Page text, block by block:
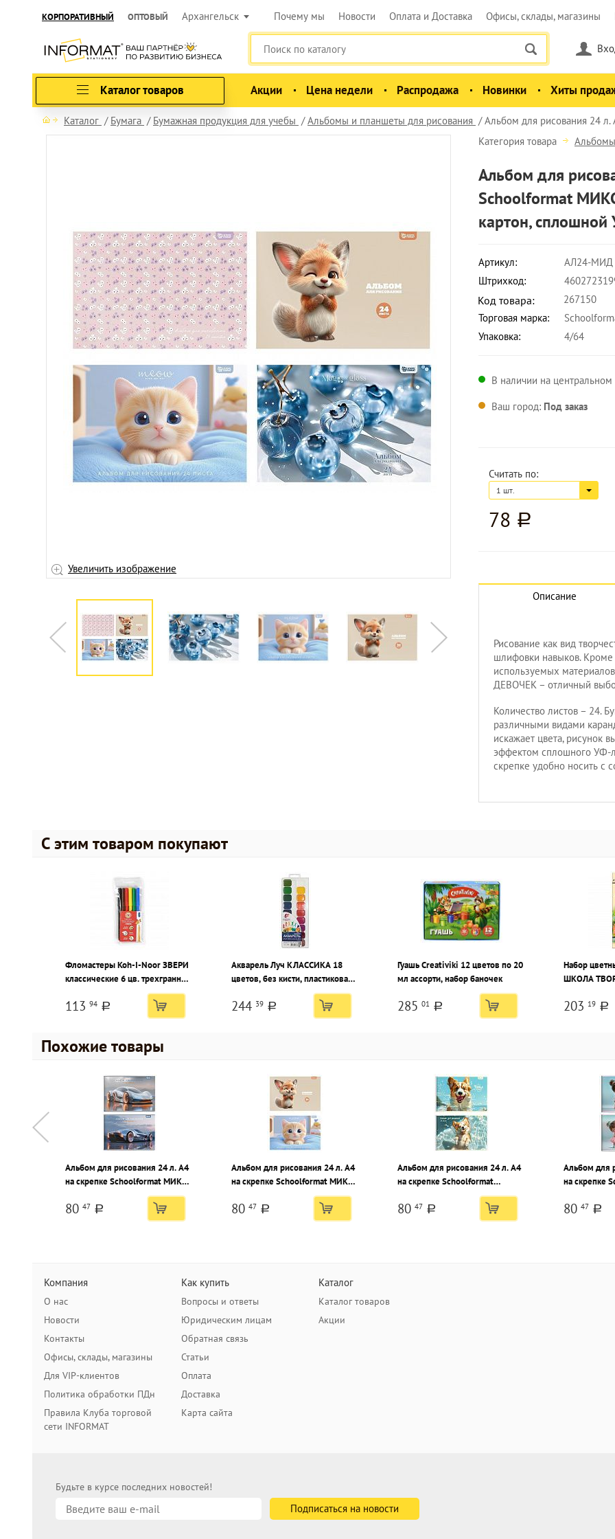
КОРПОРАТИВНЫЙ ОПТОВЫЙ Архангельск Почему мы Новости Оплата и Доставка Офисы, склады, магазины
Каталог товаров Акции Цена недели Распродажа Новинки Хиты
Каталог Бумага Бумажная продукция для учебы Альбомы и планшеты для рисования Альбом для рисования 24
Увеличить изображение
Категория товара
Альбом для
Schoolformat
картон,
Артикул:
АЛ24-МИД
Штрихкод:
Код товара:
267150
Торговая марка:
Упаковка:
4/64
В наличии на
Ваш город: Под заказ
Считать по:
1 шт.
78 a
Описание
Рисование как вид
шлифовки навыков. Кроме
используемых
ДЕВОЧЕК – отличный
Количество листов – 24.
различными видами
искажает цвета, рисунок
эффектом сплошного УФ-
скрепке удобно носить с
С этим товаром покупают
Фломастеры Koh-I-Noor ЗВЕРИ
классические 6 цв. трехгранный
корпус, смываемые, ПВХ чехол
113 94 a
Акварель Луч КЛАССИКА 18
цветов, без кисти, пластиковая
упаковка с европодвесом
244 39 a
Гуашь Creativiki 12 цветов по 20
мл ассорти, набор баночек
285 01 a
Набор
ШКОЛА
картонной
203 19 a
Похожие товары
Альбом для рисования 24 л. А4
на скрепке Schoolformat МИКС
ДЛЯ МАЛЬЧИКОВ мелованный
картон, ВД-лак, офсетная
80 47 a
Альбом для рисования 24 л. А4
на скрепке Schoolformat МИКС
ДЛЯ ДЕВОЧЕК мелованный
картон, ВД-лак, офсетная
80 47 a
Альбом для рисования 24 л. А4
на скрепке Schoolformat
КАЙФУЮЩИЙ КОРГИ
мелованный картон, ВД-лак,
офсетная бумага, 2 дизайна
80 47 a
Альбом для
на скрепке
ДЕВОЧКА
мелованный
офсетная
80 47 a
Компания
О нас
Новости
Контакты
Офисы, склады, магазины
Для VIP-клиентов
Политика обработки ПДн
Правила Клуба торговой
сети INFORMAT
Как купить
Вопросы и ответы
Юридическим лицам
Обратная связь
Статьи
Оплата
Доставка
Карта сайта
Каталог
Каталог товаров
Акции
Будьте в курсе последних новостей!